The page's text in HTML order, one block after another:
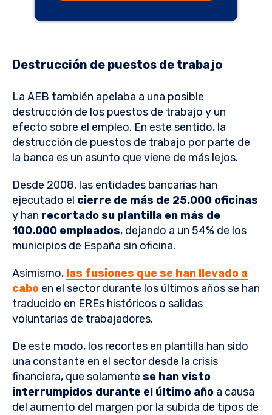
Destrucción de puestos de trabajo
La AEB también apelaba a una posible
destrucción de los puestos de trabajo y un
efecto sobre el empleo. En este sentido, la
destrucción de puestos de trabajo por parte de
la banca es un asunto que viene de más lejos.
Desde 2008, las entidades bancarias han
ejecutado el cierre de más de 25.000 oficinas
y han recortado su plantilla en más de
100.000 empleados, dejando a un 54% de los
municipios de España sin oficina.
Asimismo, las fusiones que se han llevado a
cabo en el sector durante los últimos años se han
traducido en EREs históricos o salidas
voluntarias de trabajadores.
De este modo, los recortes en plantilla han sido
una constante en el sector desde la crisis
financiera, que solamente se han visto
interrumpidos durante el último año a causa
del aumento del margen por la subida de tipos de